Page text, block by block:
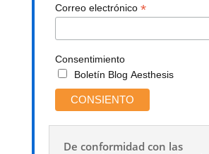
Correo electrónico*
Consentimiento
Boletín Blog Aesthesis
De conformidad con las